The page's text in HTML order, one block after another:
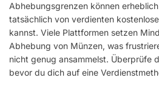
Abhebungsgrenzen können
tatsächlich von verdienten
kannst. Viele Plattformen setzen
Abhebung von Münzen, was
nicht genug ansammelst. Überprüfe
bevor du dich auf eine